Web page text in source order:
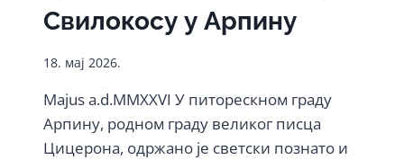
Свилокосу у Арпину
18. мај 2026.
Majus a.d.MMXXVI У питорескном граду
Арпину, родном граду великог писца
Цицерона, одржано је светски познато и